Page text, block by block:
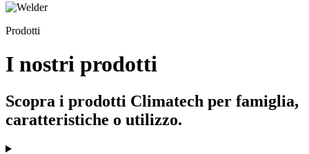
Home
Prodotti
Novità
Documentazione
Prodotti
I nostri prodotti
Scopra i prodotti Climatech per famiglia,
caratteristiche o utilizzo.